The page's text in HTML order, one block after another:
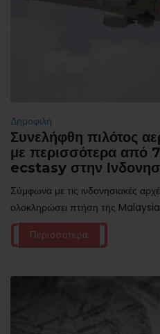
Δημοφιλή
Συνελήφθη πιλότος
με περισσότερα από
ecstasy στην
Σύμφωνα με τις ινδονησιακές
ολοκληρώσει πτήση της
Περισσότερα